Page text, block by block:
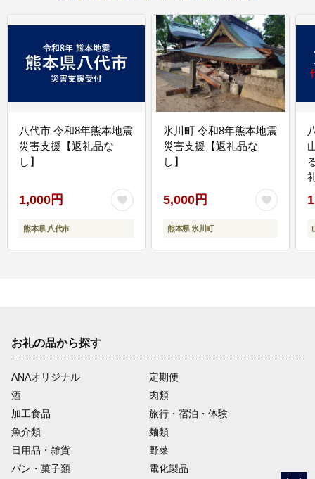
八代市 令和8年熊本地震
災害支援【返礼品な
し】
1,000円
熊本県 八代市
氷川町 令和8年熊本地震
災害支援【返礼品な
し】
5,000円
熊本県 氷川町
お礼の品から探す
ANAオリジナル
定期便
酒
肉類
加工食品
旅行・宿泊・体験
魚介類
麺類
日用品・雑貨
野菜
パン・菓子類
電化製品